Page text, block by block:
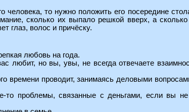
человека, то нужно положить его посередине
сколько их выпало решкой вверх, а
глаз, волос и причёску.
любовь на года.
любит, но вы, увы, не всегда отвечаете
времени проводит, занимаясь деловыми
то проблемы, связанные с деньгами, если вы